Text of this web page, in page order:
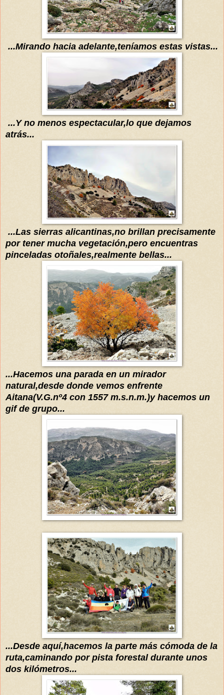
...Mirando hacia adelante,teníamos estas vistas...
...Y no menos espectacular,lo que dejamos
atrás...
...Las sierras alicantinas,no brillan precisamente
por tener mucha vegetación,pero encuentras
pinceladas otoñales,realmente bellas...
...Hacemos una parada en un mirador
natural,desde donde vemos enfrente
Aitana(V.G.nº4 con 1557 m.s.n.m.)y hacemos un
gif de grupo...
...Desde aquí,hacemos la parte más cómoda de la
ruta,caminando por pista forestal durante unos
dos kilómetros...